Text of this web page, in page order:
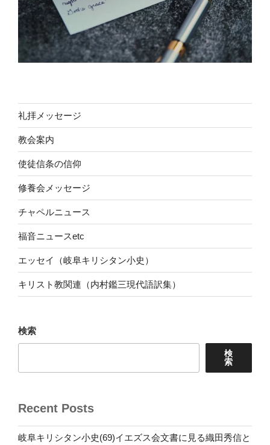
礼拝メッセージ
教会案内
使徒信条の信仰
修養会メッセージ
チャペルニュース
福音ニュースetc
エッセイ（岐阜キリシタン小史）
キリスト教関連（内村鑑三現代語訳集）
検索
検
索
Recent Posts
岐阜キリシタン小史(69)イエズス会文書に見る織田秀信と